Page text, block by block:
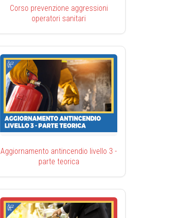
Corso prevenzione aggressioni
operatori sanitari
Aggiornamento antincendio livello 3 -
parte teorica